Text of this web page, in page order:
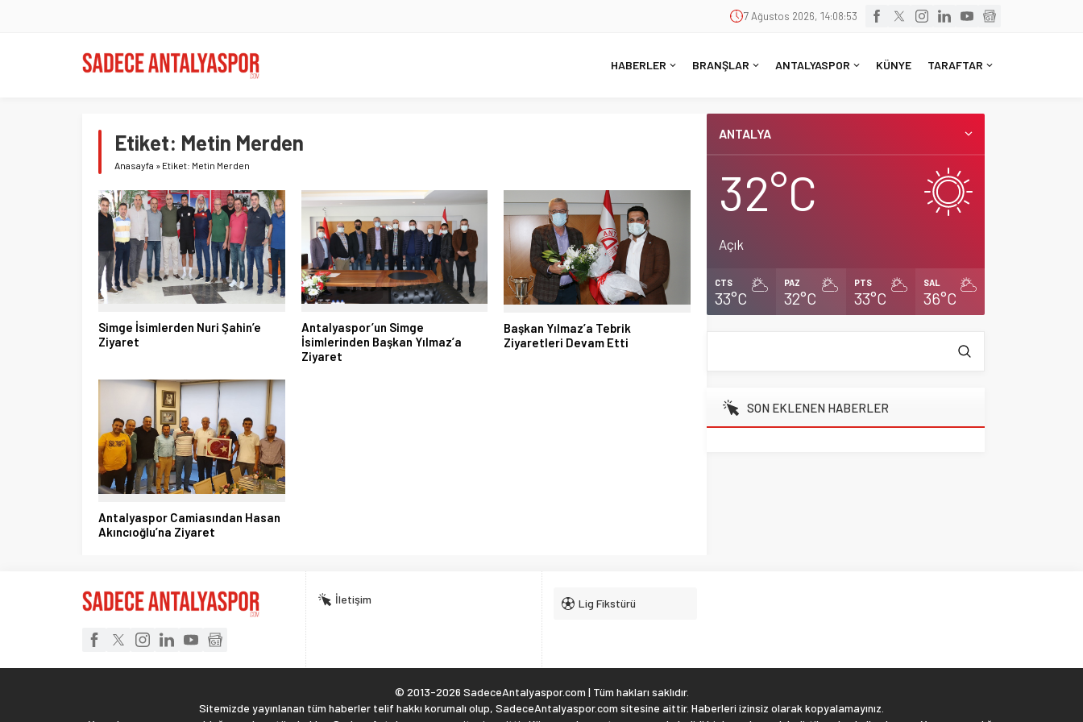
7 Ağustos 2026, 14:08:53
HABERLER BRANŞLAR ANTALYASPOR KÜNYE TARAFTAR
Etiket: Metin Merden
Anasayfa » Etiket: Metin Merden
Simge İsimlerden Nuri Şahin’e
Ziyaret
Antalyaspor’un Simge
İsimlerinden Başkan Yılmaz’a
Ziyaret
Başkan Yılmaz’a Tebrik
Ziyaretleri Devam Etti
Antalyaspor Camiasından Hasan
Akıncıoğlu’na Ziyaret
ANTALYA
32°C
Açık
CTS
33°C
PAZ
32°C
PTS
33°C
SAL
36°C
SON EKLENEN HABERLER
İletişim Lig Fikstürü
© 2013-2026 SadeceAntalyaspor.com | Tüm hakları saklıdır.
Sitemizde yayınlanan tüm haberler telif hakkı korumalı olup, SadeceAntalyaspor.com sitesine aittir. Haberleri izinsiz olarak kopyalamayınız.